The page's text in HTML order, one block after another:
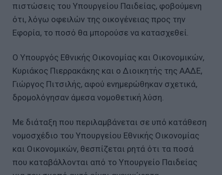
πιστώσεις του Υπουργείου Παιδείας, φοβούμενη
ότι, λόγω οφειλών της οικογένειας προς την
Εφορία, το ποσό θα μπορούσε να κατασχεθεί.
Ο Υπουργός Εθνικής Οικονομίας και Οικονομικών,
Κυριάκος Πιερρακάκης και ο Διοικητής της ΑΑΔΕ,
Γιώργος Πιτσιλής, αφού ενημερώθηκαν σχετικά,
δρομολόγησαν άμεσα νομοθετική λύση.
Με διάταξη που περιλαμβάνεται σε υπό κατάθεση
νομοσχέδιο του Υπουργείου Εθνικής Οικονομίας
και Οικονομικών, θεσπίζεται ρητά ότι τα ποσά
που καταβάλλονται από το Υπουργείο Παιδείας